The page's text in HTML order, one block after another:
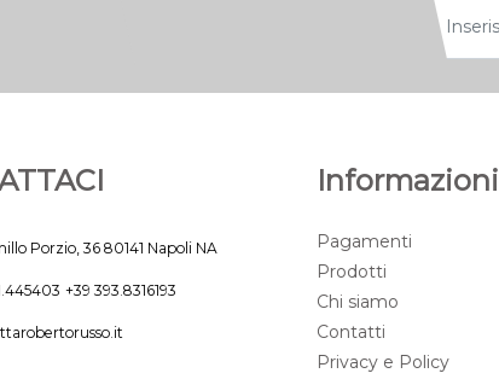
Porzio, 36 80141 Napoli NA
+39 393.8316193
Informazioni
Pagamenti
Prodotti
Chi siamo
Contatti
Privacy e Policy